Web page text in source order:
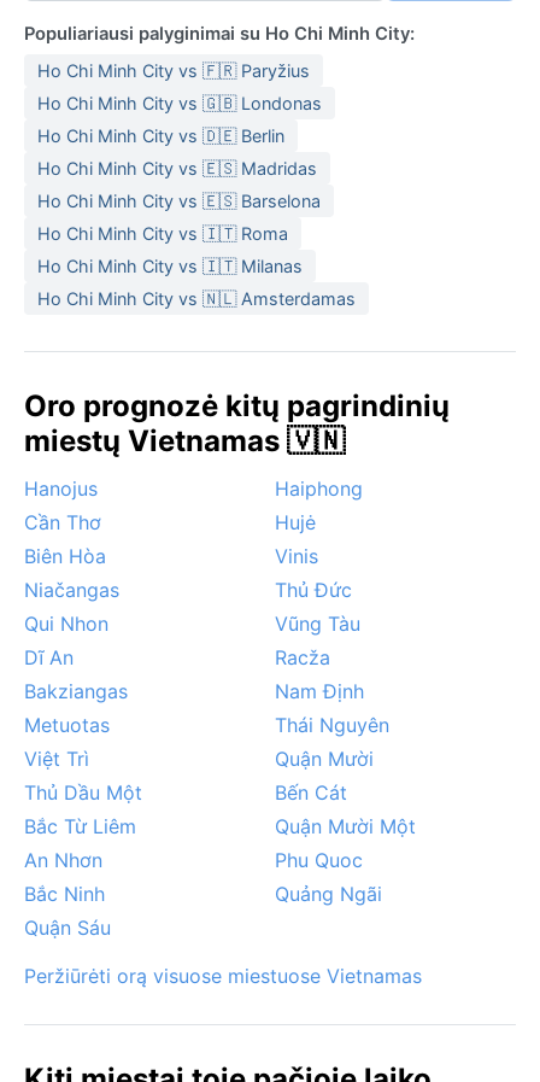
Drėgnasis – tai kasdienės smarkios liūtys, dažniausiai
popietėmis. Drėgmė nuolat aukšta – dažnai virš 80 %.
Keliaujant reikėtų rinktis lengvus, kvėpuojančius
medvilninius drabužius, tvirtus basučius ar sandalus,
o lietaus sezonui – būtiną lietpaltį ar skėtį. Stiprus UV
indeksas reikalauja apsauginių kremų.
Geriausias laikas apsilankyti orų požiūriu – sausasis
laikotarpis nuo gruodžio iki kovo, kai lietaus
mažiausiai, o temperatūra kiek malonesnė.
Didžiausias karštis (iki 38 °C) būna balandį, prieš pat
audrų su vėjo gūsiais ir staigiais potvyniais gatvėse.
Ypatingų sirokų ar rūkų čia nebūna – vietoj jų miestą
gaubia nuolatinis, tirštas drėgmės ir išmetamųjų dujų
šydas. Keliautojams, mėgstantiems saulę, verta
vengti gegužės–spalio mėnesių, nors ir tada ryta
paprastai būna saulėti.
Populiariausi palyginimai su Ho Chi Minh City:
Ho Chi Minh City vs 🇫🇷 Paryžius
Ho Chi Minh City vs 🇬🇧 Londonas
Ho Chi Minh City vs 🇩🇪 Berlin
Ho Chi Minh City vs 🇪🇸 Madridas
Ho Chi Minh City vs 🇪🇸 Barselona
Ho Chi Minh City vs 🇮🇹 Roma
Ho Chi Minh City vs 🇮🇹 Milanas
Ho Chi Minh City vs 🇳🇱 Amsterdamas
Oro prognozė kitų pagrindinių
miestų Vietnamas 🇻🇳
Hanojus
Haiphong
Cần Thơ
Hujė
Biên Hòa
Vinis
Niačangas
Thủ Đức
Qui Nhon
Vũng Tàu
Dĩ An
Racža
Bakziangas
Nam Định
Metuotas
Thái Nguyên
Việt Trì
Quận Mười
Thủ Dầu Một
Bến Cát
Bắc Từ Liêm
Quận Mười Một
An Nhơn
Phu Quoc
Bắc Ninh
Quảng Ngãi
Quận Sáu
Peržiūrėti orą visuose miestuose Vietnamas